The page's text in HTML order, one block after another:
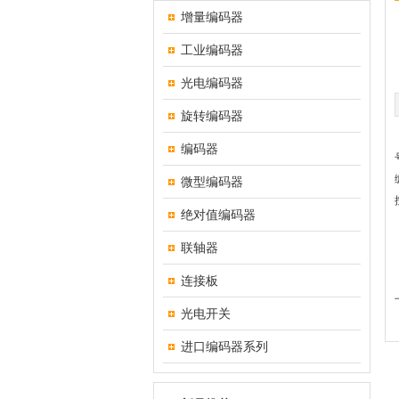
增量编码器
工业编码器
光电编码器
旋转编码器
编码器
微型编码器
绝对值编码器
联轴器
连接板
光电开关
进口编码器系列